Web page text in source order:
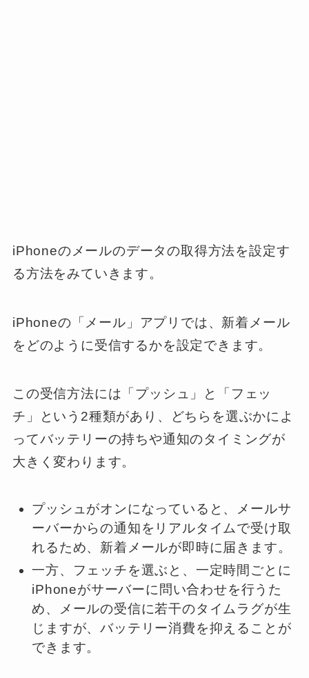
iPhoneのメールのデータの取得方法を設定す
る方法をみていきます。
iPhoneの「メール」アプリでは、新着メール
をどのように受信するかを設定できます。
この受信方法には「プッシュ」と「フェッ
チ」という2種類があり、どちらを選ぶかによ
ってバッテリーの持ちや通知のタイミングが
大きく変わります。
プッシュがオンになっていると、メールサ
ーバーからの通知をリアルタイムで受け取
れるため、新着メールが即時に届きます。
一方、フェッチを選ぶと、一定時間ごとに
iPhoneがサーバーに問い合わせを行うた
め、メールの受信に若干のタイムラグが生
じますが、バッテリー消費を抑えることが
できます。